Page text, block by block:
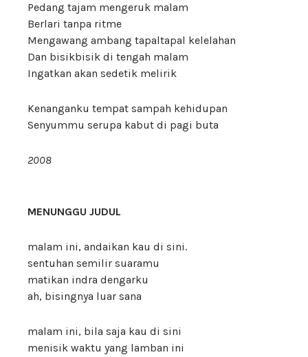
Pedang tajam mengeruk malam
Berlari tanpa ritme
Mengawang ambang tapaltapal kelelahan
Dan bisikbisik di tengah malam
Ingatkan akan sedetik melirik
Kenanganku tempat sampah kehidupan
Senyummu serupa kabut di pagi buta
2008
MENUNGGU JUDUL
malam ini, andaikan kau di sini.
sentuhan semilir suaramu
matikan indra dengarku
ah, bisingnya luar sana
malam ini, bila saja kau di sini
menisik waktu yang lamban ini